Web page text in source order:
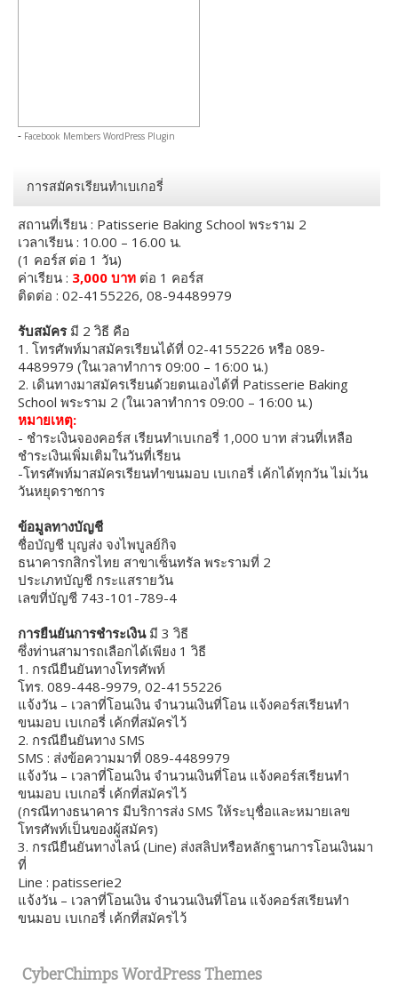
- Facebook Members WordPress Plugin
การสมัครเรียนทำเบเกอรี่
สถานที่เรียน : Patisserie Baking School พระราม 2
เวลาเรียน : 10.00 – 16.00 น.
(1 คอร์ส ต่อ 1 วัน)
ค่าเรียน : 3,000 บาท ต่อ 1 คอร์ส
ติดต่อ : 02-4155226, 08-94489979
รับสมัครมี 2 วิธี คือ
1. โทรศัพท์มาสมัครเรียนได้ที่ 02-4155226 หรือ 089-
4489979 (ในเวลาทำการ 09:00 – 16:00 น.)
2. เดินทางมาสมัครเรียนด้วยตนเองได้ที่ Patisserie Baking
School พระราม 2 (ในเวลาทำการ 09:00 – 16:00 น.)
หมายเหตุ:
- ชำระเงินจองคอร์ส เรียนทำเบเกอรี่ 1,000 บาท ส่วนที่เหลือ
ชำระเงินเพิ่มเติมในวันที่เรียน
-โทรศัพท์มาสมัครเรียนทำขนมอบ เบเกอรี่ เค้กได้ทุกวัน ไม่เว้น
วันหยุดราชการ
ข้อมูลทางบัญชี
ชื่อบัญชี บุญส่ง จงไพบูลย์กิจ
ธนาคารกสิกรไทย สาขาเซ็นทรัล พระรามที่ 2
ประเภทบัญชี กระแสรายวัน
เลขที่บัญชี 743-101-789-4
การยืนยันการชำระเงินมี 3 วิธี
ซึ่งท่านสามารถเลือกได้เพียง 1 วิธี
1. กรณียืนยันทางโทรศัพท์
โทร. 089-448-9979, 02-4155226
แจ้งวัน – เวลาที่โอนเงิน จำนวนเงินที่โอน แจ้งคอร์สเรียนทำ
ขนมอบ เบเกอรี่ เค้กที่สมัครไว้
2. กรณียืนยันทาง SMS
SMS : ส่งข้อความมาที่ 089-4489979
แจ้งวัน – เวลาที่โอนเงิน จำนวนเงินที่โอน แจ้งคอร์สเรียนทำ
ขนมอบ เบเกอรี่ เค้กที่สมัครไว้
(กรณีทางธนาคาร มีบริการส่ง SMS ให้ระบุชื่อและหมายเลข
โทรศัพท์เป็นของผู้สมัคร)
3. กรณียืนยันทางไลน์ (Line) ส่งสลิปหรือหลักฐานการโอนเงินมา
ที่
Line : patisserie2
แจ้งวัน – เวลาที่โอนเงิน จำนวนเงินที่โอน แจ้งคอร์สเรียนทำ
ขนมอบ เบเกอรี่ เค้กที่สมัครไว้
CyberChimps WordPress Themes